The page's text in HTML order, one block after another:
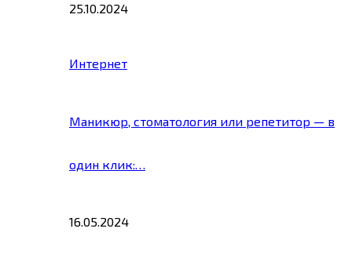
25.10.2024
Интернет
Маникюр, стоматология или репетитор — в
один клик:…
16.05.2024